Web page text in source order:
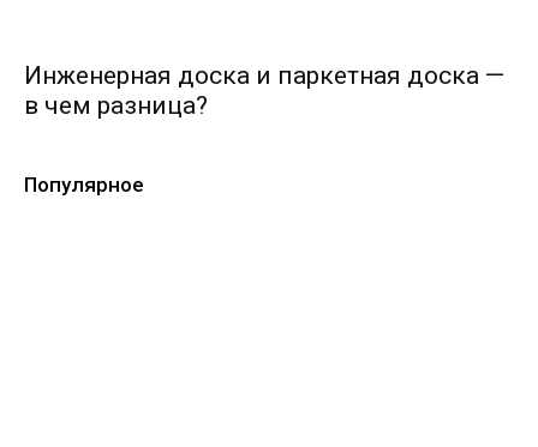
Инженерная доска и паркетная доска —
в чем разница?
Популярное